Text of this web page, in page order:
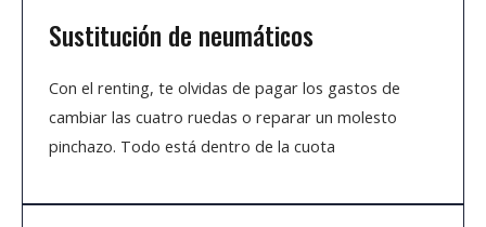
Sustitución de neumáticos
Con el renting, te olvidas de pagar los gastos de
cambiar las cuatro ruedas o reparar un molesto
pinchazo. Todo está dentro de la cuota